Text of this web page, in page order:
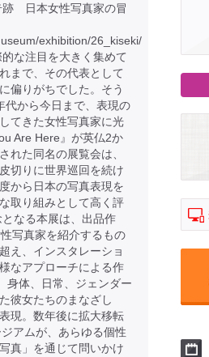
跡 日本女性写真家の冒
exhibition/26_kiseki/
な注目を大きく集めて
まで、その代表として
偏りがちでした。そう
代から今日まで、表現の
てきた女性写真家に光
Are Here』が英仏2か
れた同名の展覧会は、
切りに世界巡回を続け
から日本の写真表現を
取り組みとして高く評
なる本展は、出品作
写真家を紹介するもの
え、インスタレーショ
なアプローチによる作
身体、日常、ジェンダー
彼女たちのまなざし
現。数年後に拡大移転
アムが、あらゆる個性
真」を通じて問いかけ